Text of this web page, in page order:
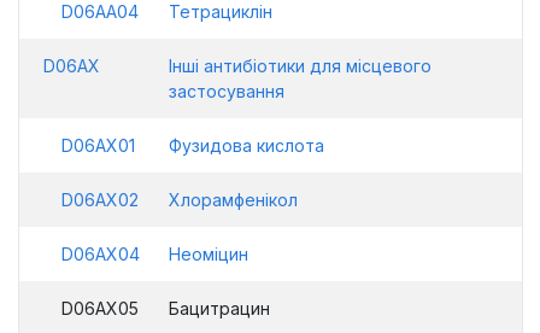
D06AA04 Тетрациклін
D06AX
Інші антибіотики для місцевого
застосування
D06AX01 Фузидова кислота
D06AX02 Хлорамфенікол
D06AX04 Неоміцин
D06AX05 Бацитрацин